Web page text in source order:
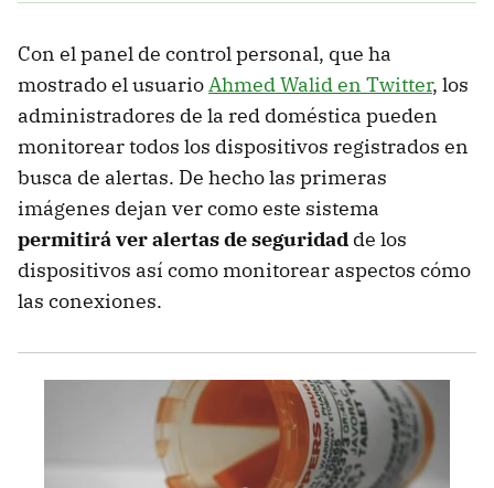
Con el panel de control personal, que ha
mostrado el usuarioAhmed Walid en Twitter, los
administradores de la red doméstica pueden
monitorear todos los dispositivos registrados en
busca de alertas. De hecho las primeras
imágenes dejan ver como este sistema
permitirá ver alertas de seguridad de los
dispositivos así como monitorear aspectos cómo
las conexiones.